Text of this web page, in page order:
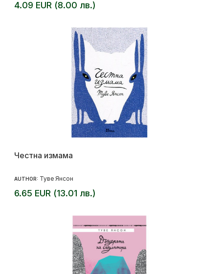
4.09 EUR (8.00 лв.)
Честна измама
AUTHOR: Туве Янсон
6.65 EUR (13.01 лв.)